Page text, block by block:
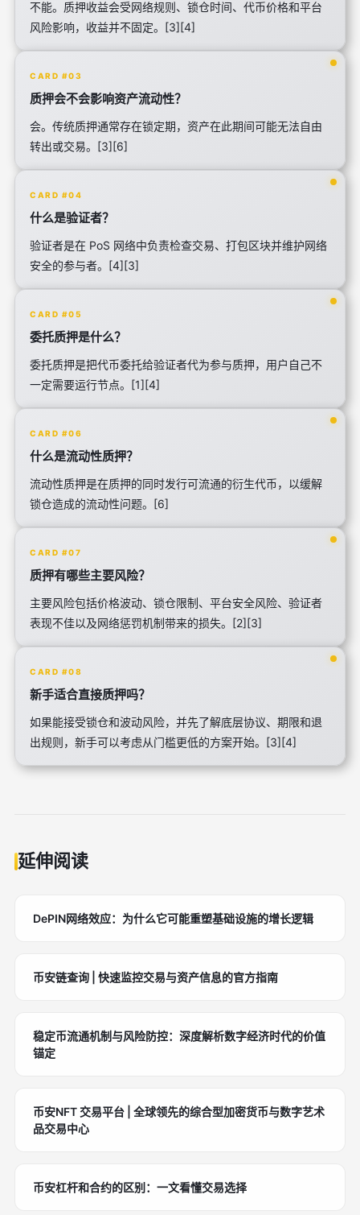
不能。质押收益会受网络规则、锁仓时间、代币价格和平台
风险影响，收益并不固定。[3][4]
CARD #03
质押会不会影响资产流动性？
会。传统质押通常存在锁定期，资产在此期间可能无法自由
转出或交易。[3][6]
CARD #04
什么是验证者？
验证者是在 PoS 网络中负责检查交易、打包区块并维护网络
安全的参与者。[4][3]
CARD #05
委托质押是什么？
委托质押是把代币委托给验证者代为参与质押，用户自己不
一定需要运行节点。[1][4]
CARD #06
什么是流动性质押？
流动性质押是在质押的同时发行可流通的衍生代币，以缓解
锁仓造成的流动性问题。[6]
CARD #07
质押有哪些主要风险？
主要风险包括价格波动、锁仓限制、平台安全风险、验证者
表现不佳以及网络惩罚机制带来的损失。[2][3]
CARD #08
新手适合直接质押吗？
如果能接受锁仓和波动风险，并先了解底层协议、期限和退
出规则，新手可以考虑从门槛更低的方案开始。[3][4]
延伸阅读
DePIN网络效应：为什么它可能重塑基础设施的增长逻辑
币安链查询 | 快速监控交易与资产信息的官方指南
稳定币流通机制与风险防控：深度解析数字经济时代的价值
锚定
币安NFT 交易平台 | 全球领先的综合型加密货币与数字艺术
品交易中心
币安杠杆和合约的区别：一文看懂交易选择